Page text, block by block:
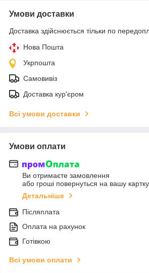
Умови доставки
Доставка здійснюється тільки по
Нова Пошта
Укрпошта
Самовивіз
Доставка кур'єром
Всі умови доставки
Умови оплати
Ви отримаєте замовлення
або гроші повернуться на вашу картку
Детальніше
Післяплата
Оплата на рахунок
Готівкою
Всі умови оплати